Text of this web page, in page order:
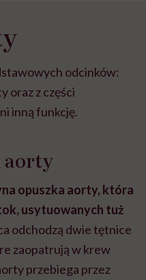
odcinków:
oraz z części
inną funkcję.
aorty
opuszka aorty, która
usytuowanych tuż
odchodzą dwie tętnice
zaopatrują w krew
przebiega przez